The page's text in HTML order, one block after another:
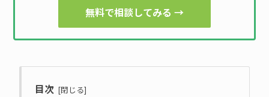
無料で相談してみる →
目次